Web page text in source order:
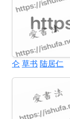
仑 草书 陆居仁